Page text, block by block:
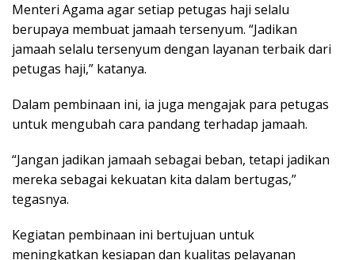
Menteri Agama agar setiap petugas haji selalu
berupaya membuat jamaah tersenyum. “Jadikan
jamaah selalu tersenyum dengan layanan terbaik dari
petugas haji,” katanya.
Dalam pembinaan ini, ia juga mengajak para petugas
untuk mengubah cara pandang terhadap jamaah.
“Jangan jadikan jamaah sebagai beban, tetapi jadikan
mereka sebagai kekuatan kita dalam bertugas,”
tegasnya.
Kegiatan pembinaan ini bertujuan untuk
meningkatkan kesiapan dan kualitas pelayanan